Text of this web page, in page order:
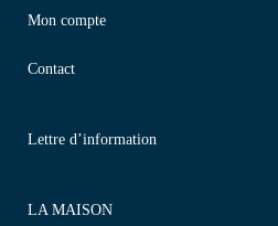
Mon compte
Contact
Lettre d’information
LA MAISON